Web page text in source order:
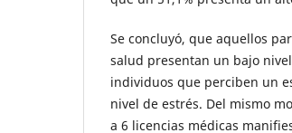
Se concluyó, que aquellos
salud presentan un bajo
individuos que perciben un
nivel de estrés. Del mismo
a 6 licencias médicas